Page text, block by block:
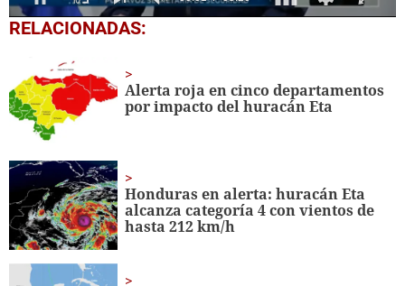
0
seconds
minutes,
20
seconds
RELACIONADAS:
Alerta roja en cinco departamentos
por impacto del huracán Eta
Honduras en alerta: huracán Eta
alcanza categoría 4 con vientos de
hasta 212 km/h